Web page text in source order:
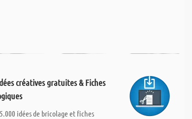
créatives gratuites & Fiches
idées de bricolage et fiches